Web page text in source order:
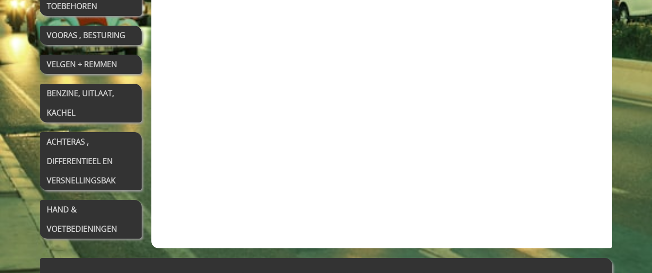
TOEBEHOREN
VOORAS , BESTURING
VELGEN + REMMEN
BENZINE, UITLAAT,
KACHEL
ACHTERAS ,
DIFFERENTIEEL EN
VERSNELLINGSBAK
HAND &
VOETBEDIENINGEN